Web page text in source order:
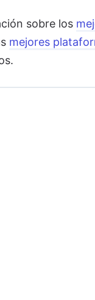
sobre los
mejores